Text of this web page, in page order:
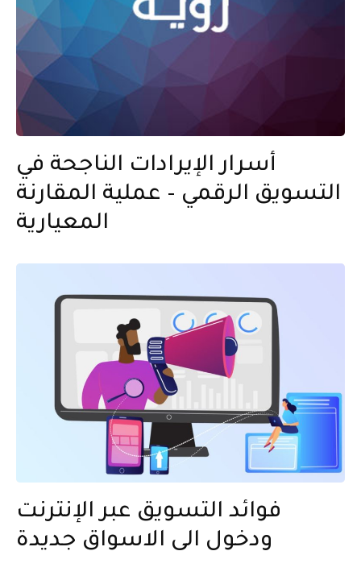
أسرار الإيرادات الناجحة في
التسويق الرقمي – عملية المقارنة
المعيارية
فوائد التسويق عبر الإنترنت
ودخول الى الاسواق جديدة